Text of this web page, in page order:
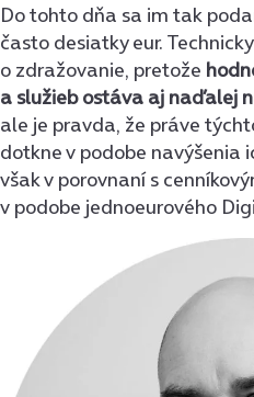
Do tohto dňa sa im tak
často desiatky eur.
o zdražovanie, pretože
a služieb ostáva aj naďalej
ale je pravda, že práve
dotkne v podobe navýšenia
však v porovnaní s
v podobe jednoeurového